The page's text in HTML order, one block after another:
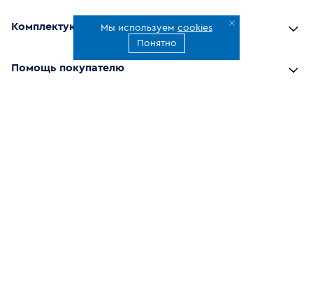
Мы используем cookies
Понятно
Комплектующие
Помощь покупателю